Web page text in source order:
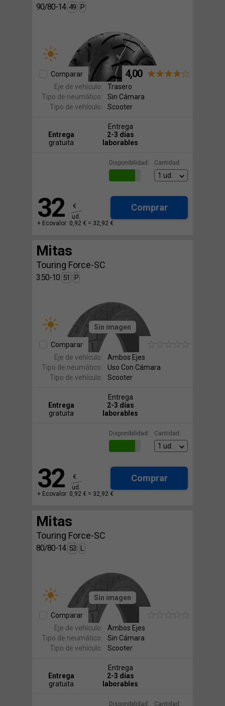
90/80-14 49 P
Comparar
Eje de vehículo:
Trasero
Tipo de neumático:
Sin Cámara
Tipo de vehículo:
Scooter
4,00
Entrega
gratuita
Entrega
2-3 días
laborables
Disponibilidad: Cantidad:
32
€
ud.
Comprar
+ Ecovalor: 0,92 € = 32,92 €
Mitas
Touring Force-SC
3.50-10 51 P
Sin imagen
Comparar
Eje de vehículo:
Ambos Ejes
Tipo de neumático:
Uso Con Cámara
Tipo de vehículo:
Scooter
Entrega
gratuita
Entrega
2-3 días
laborables
Disponibilidad: Cantidad:
32
€
ud.
Comprar
+ Ecovalor: 0,92 € = 32,92 €
Mitas
Touring Force-SC
80/80-14 53 L
Sin imagen
Comparar
Eje de vehículo:
Ambos Ejes
Tipo de neumático:
Sin Cámara
Tipo de vehículo:
Scooter
Entrega
gratuita
Entrega
2-3 días
laborables
Disponibilidad: Cantidad: